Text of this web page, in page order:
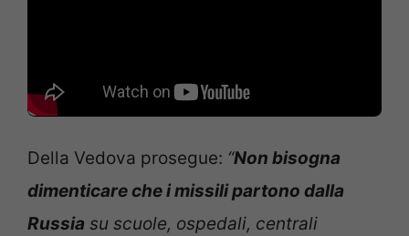
Della Vedova prosegue: “Non bisogna
dimenticare che i missili partono dalla
Russia su scuole, ospedali, centrali